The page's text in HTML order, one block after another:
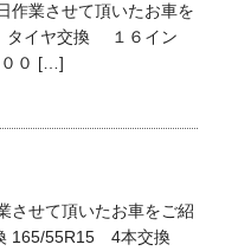
作業させて頂いたお車を
タイヤ交換 １６イン
０ […]
させて頂いたお車をご紹
165/55R15 4本交換